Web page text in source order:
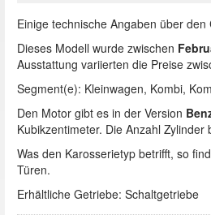
Einige technische Angaben über den
Dieses Modell wurde zwischen
Ausstattung variierten die Preise
Segment(e): Kleinwagen, Kombi,
Den Motor gibt es in der Version
Kubikzentimeter. Die Anzahl
Was den Karosserietyp betrifft, so
Türen.
Erhältliche Getriebe: Schaltgetriebe